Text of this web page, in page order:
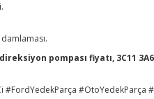
pompası fiyatı, 3C11
#OtoYedekParça